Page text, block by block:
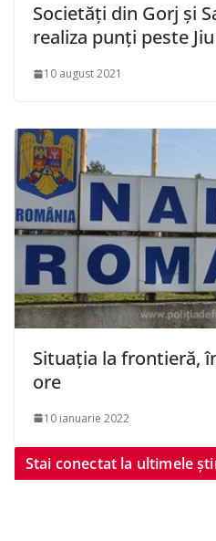
Societăți din Gorj și
realiza punți peste Jiu
10 august 2021
Situaţia la frontieră,
ore
10 ianuarie 2022
Stai conectat la ultimele